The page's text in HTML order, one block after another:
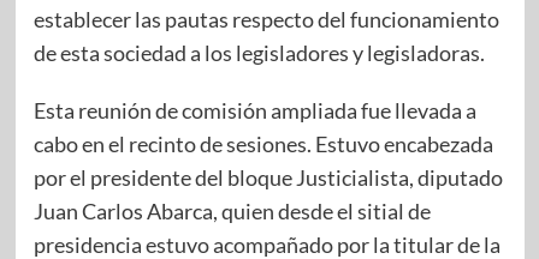
establecer las pautas respecto del funcionamiento
de esta sociedad a los legisladores y legisladoras.
Esta reunión de comisión ampliada fue llevada a
cabo en el recinto de sesiones. Estuvo encabezada
por el presidente del bloque Justicialista, diputado
Juan Carlos Abarca, quien desde el sitial de
presidencia estuvo acompañado por la titular de la